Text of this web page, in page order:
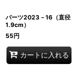
パーツ2023－16（直径
1.9cm）
55円
カートに入れる